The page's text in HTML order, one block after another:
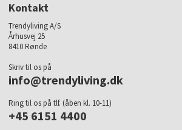
Kontakt
Trendyliving A/S
Århusvej 25
8410 Rønde
Skriv til os på
info@trendyliving.dk
Ring til os på tlf. (åben kl. 10-11)
+45 6151 4400